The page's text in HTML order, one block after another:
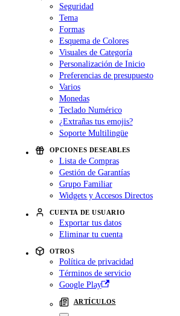
Seguridad
Tema
Formas
Esquema de Colores
Visuales de Categoría
Personalización de Inicio
Preferencias de presupuesto
Varios
Monedas
Teclado Numérico
¿Extrañas tus emojis?
Soporte Multilingüe
OPCIONES DESEABLES
Lista de Compras
Gestión de Garantías
Grupo Familiar
Widgets y Accesos Directos
CUENTA DE USUARIO
Exportar tus datos
Eliminar tu cuenta
OTROS
Política de privacidad
Términos de servicio
Google Play
ARTÍCULOS